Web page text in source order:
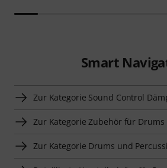
Smart
Zur Kategorie Sound Control
Zur Kategorie Zubehör für Drums
Zur Kategorie Drums und